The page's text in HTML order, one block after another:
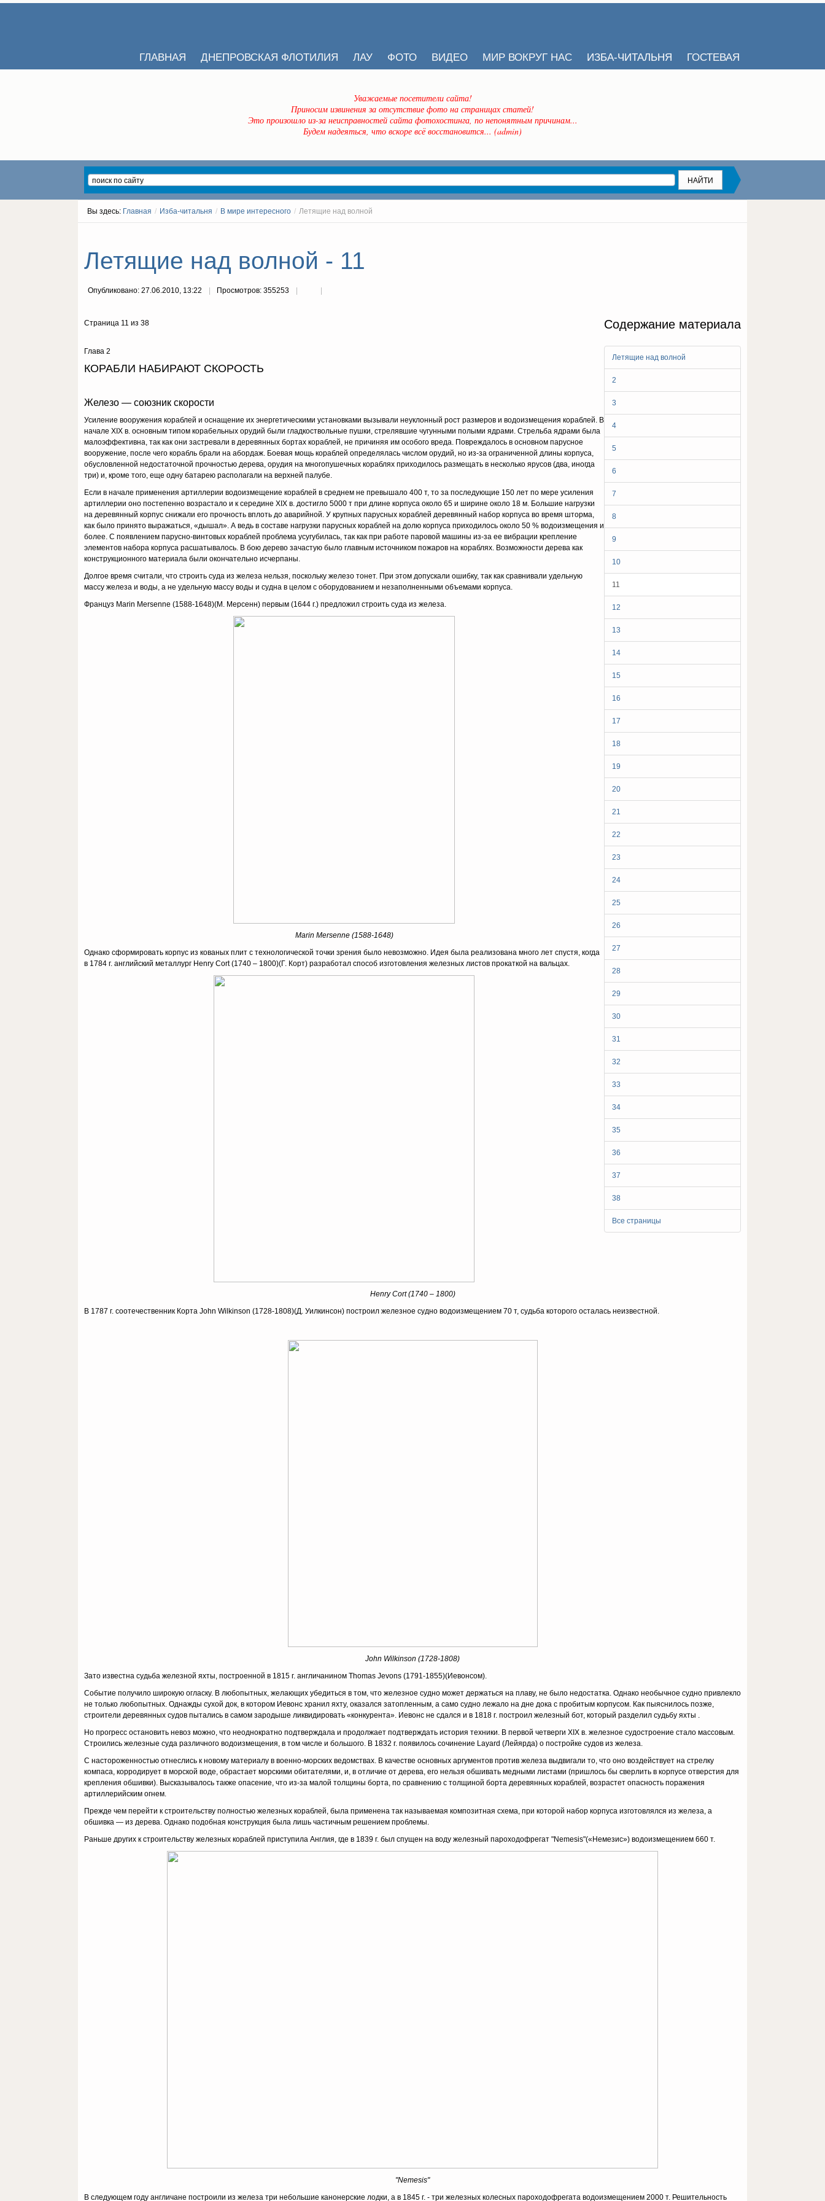
ГЛАВНАЯ ДНЕПРОВСКАЯ ФЛОТИЛИЯ ЛАУ ФОТО ВИДЕО МИР ВОКРУГ НАС ИЗБА-ЧИТАЛЬНЯ ГОСТЕВАЯ
Уважаемые посетители сайта!
Приносим извинения за отсутствие фото на страницах статей!
Это произошло из-за неисправностей сайта фотохостинга, по непонятным причинам...
Будем надеяться, что вскоре всё восстановится... (admin)
Вы здесь: Главная / Изба-читальня / В мире интересного / Летящие над волной
Летящие над волной - 11
Опубликовано: 27.06.2010, 13:22 Просмотров: 355253
Содержание материала
Летящие над волной
2
3
4
5
6
7
8
9
10
11
12
13
14
15
16
17
18
19
20
21
22
23
24
25
26
27
28
29
30
31
32
33
34
35
36
37
38
Все страницы
Страница 11 из 38
Глава 2
КОРАБЛИ НАБИРАЮТ СКОРОСТЬ
Железо — союзник скорости
Усиление вооружения кораблей и оснащение их энергетическими установками вызывали неуклонный рост размеров и водоизмещения кораблей. В
начале XIX в. основным типом корабельных орудий были гладкоствольные пушки, стрелявшие чугунными полыми ядрами. Стрельба ядрами была
малоэффективна, так как они застревали в деревянных бортах кораблей, не причиняя им особого вреда. Повреждалось в основном парусное
вооружение, после чего корабль брали на абордаж. Боевая мощь кораблей определялась числом орудий, но из-за ограниченной длины корпуса,
обусловленной недостаточной прочностью дерева, орудия на многопушечных кораблях приходилось размещать в несколько ярусов (два, иногда
три) и, кроме того, еще одну батарею располагали на верхней палубе.
Если в начале применения артиллерии водоизмещение кораблей в среднем не превышало 400 т, то за последующие 150 лет по мере усиления
артиллерии оно постепенно возрастало и к середине XIX в. достигло 5000 т при длине корпуса около 65 и ширине около 18 м. Большие нагрузки
на деревянный корпус снижали его прочность вплоть до аварийной. У крупных парусных кораблей деревянный набор корпуса во время шторма,
как было принято выражаться, «дышал». А ведь в составе нагрузки парусных кораблей на долю корпуса приходилось около 50 % водоизмещения и
более. С появлением парусно-винтовых кораблей проблема усугубилась, так как при работе паровой машины из-за ее вибрации крепление
элементов набора корпуса расшатывалось. В бою дерево зачастую было главным источником пожаров на кораблях. Возможности дерева как
конструкционного материала были окончательно исчерпаны.
Долгое время считали, что строить суда из железа нельзя, поскольку железо тонет. При этом допускали ошибку, так как сравнивали удельную
массу железа и воды, а не удельную массу воды и судна в целом с оборудованием и незаполненными объемами корпуса.
Француз Marin Mersenne (1588-1648)(М. Мерсенн) первым (1644 г.) предложил строить суда из железа.
Marin Mersenne (1588-1648)
Однако сформировать корпус из кованых плит с технологической точки зрения было невозможно. Идея была реализована много лет спустя, когда
в 1784 г. английский металлург Henry Cort (1740 – 1800)(Г. Корт) разработал способ изготовления железных листов прокаткой на вальцах.
Henry Cort (1740 – 1800)
В 1787 г. соотечественник Корта John Wilkinson (1728-1808)(Д. Уилкинсон) построил железное судно водоизмещением 70 т, судьба которого осталась неизвестной.
John Wilkinson (1728-1808)
Зато известна судьба железной яхты, построенной в 1815 г. англичанином Thomas Jevons (1791-1855)(Иевонсом).
Событие получило широкую огласку. В любопытных, желающих убедиться в том, что железное судно может держаться на плаву, не было недостатка. Однако необычное судно привлекло
не только любопытных. Однажды сухой док, в котором Иевонс хранил яхту, оказался затопленным, а само судно лежало на дне дока с пробитым корпусом. Как пыяснилось позже,
строители деревянных судов пытались в самом зародыше ликвидировать «конкурента». Иевонс не сдался и в 1818 г. построил железный бот, который разделил судьбу яхты .
Но прогресс остановить невоз можно, что неоднократно подтверждала и продолжает подтверждать история техники. В первой четверги XIX в. железное судостроение стало массовым.
Строились железные суда различного водоизмещения, в том числе и большого. В 1832 г. появилось сочинение Layard (Лейярда) о постройке судов из железа.
С настороженностью отнеслись к новому материалу в военно-морских ведомствах. В качестве основных аргументов против железа выдвигали то, что оно воздействует на стрелку
компаса, корродирует в морской воде, обрастает морскими обитателями, и, в отличие от дерева, его нельзя обшивать медными листами (пришлось бы сверлить в корпусе отверстия для
крепления обшивки). Высказывалось также опасение, что из-за малой толщины борта, по сравнению с толщиной борта деревянных кораблей, возрастет опасность поражения
артиллерийским огнем.
Прежде чем перейти к строительству полностью железных кораблей, была применена так называемая композитная схема, при которой набор корпуса изготовлялся из железа, а
обшивка — из дерева. Однако подобная конструкция была лишь частичным решением проблемы.
Раньше других к строительству железных кораблей приступила Англия, где в 1839 г. был спущен на воду железный пароходофрегат "Nemesis"(«Немезис») водоизмещением 660 т.
"Nemesis"
В следующем году англичане построили из железа три небольшие канонерские лодки, а в 1845 г. - три железных колесных пароходофрегата водоизмещением 2000 т. Решительность